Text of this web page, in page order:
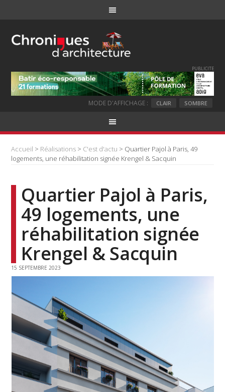
PUBLICITE
MODE D'AFFICHAGE : CLAIR SOMBRE
Accueil > Réalisations > C'est d'actu > Quartier Pajol à Paris, 49
logements, une réhabilitation signée Krengel & Sacquin
Quartier Pajol à Paris,
49 logements, une
réhabilitation signée
Krengel & Sacquin
15 SEPTEMBRE 2023